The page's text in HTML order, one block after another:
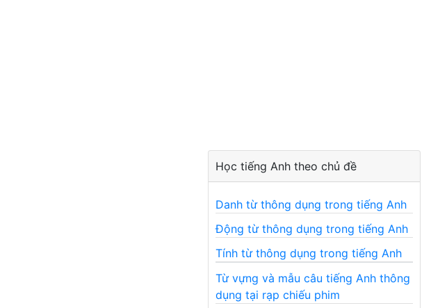
Học tiếng Anh theo chủ đề
Danh từ thông dụng trong tiếng Anh
Động từ thông dụng trong tiếng Anh
Tính từ thông dụng trong tiếng Anh
Từ vựng và mẫu câu tiếng Anh thông
dụng tại rạp chiếu phim